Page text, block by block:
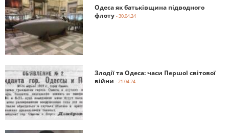
Одеса як батьківщина підводного
флоту - 30.04.24
Злодії та Одеса: часи Першої світової
війни - 21.04.24